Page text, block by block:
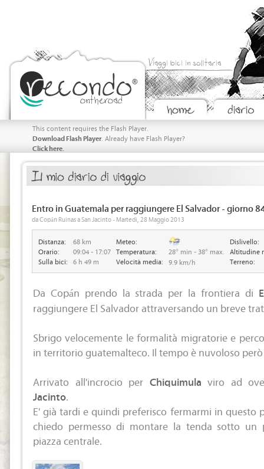
Viaggi bici in solitaria
This content requires the Flash Player.
Download Flash Player. Already have Flash Player?
Click here.
Entro in Guatemala per raggiungere El Salvador - giorno
da Copán Ruinas a San Jacinto - Martedi, 28 Maggio 2013
Distanza:
Orario:
Sulla bici:
68 km
09:04 - 17:07
6 h 49 m
Meteo:
Temperatura:
Velocità media:
28° min - 38° max.
9.9 km/h
Dislivello:
Altitudine
Terreno:
Da Copán prendo la strada per la frontiera di
raggiungere El Salvador attraversando un breve
Sbrigo velocemente le formalità migratorie e
in territorio guatemalteco. Il tempo è nuvoloso
Arrivato all'incrocio per Chiquimulaviro ad
Jacinto.
E' già tardi e quindi preferisco fermarmi in questo
chiedo permesso di montare la tenda sotto un
piazza centrale.